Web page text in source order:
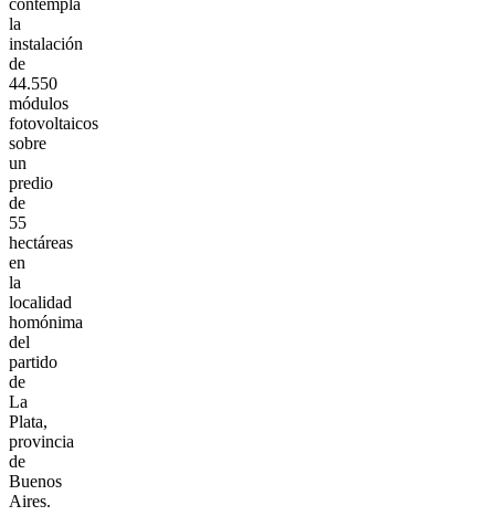
contempla
la
instalación
de
44.550
módulos
fotovoltaicos
sobre
un
predio
de
55
hectáreas
en
la
localidad
homónima
del
partido
de
La
Plata,
provincia
de
Buenos
Aires.